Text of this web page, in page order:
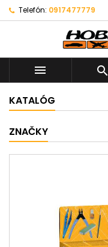
Telefón: 0917477779
 
KATALÓG
ZNAČKY